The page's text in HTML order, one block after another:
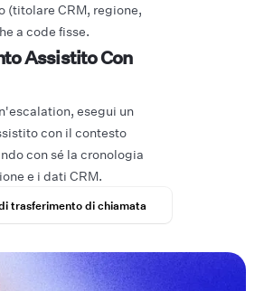
(titolare CRM, regione,
a code fisse.
Assistito Con
esegui un
con il contesto
con sé la cronologia
e i dati CRM.
trasferimento di chiamata